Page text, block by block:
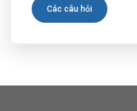
Các câu hỏi